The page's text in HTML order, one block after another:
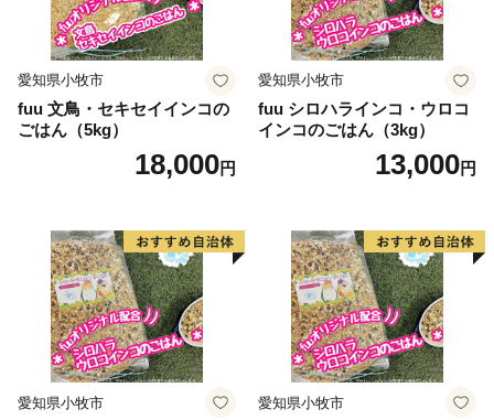
愛知県小牧市
fuu 文鳥・セキセイインコの
ごはん（5kg）
18,000円
愛知県小牧市
fuu シロハラインコ・ウロコ
インコのごはん（3kg）
13,000円
愛知県小牧市 愛知県小牧市